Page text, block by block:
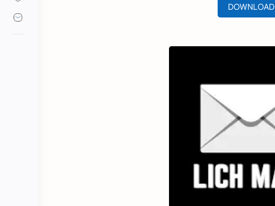
DOWNLOAD